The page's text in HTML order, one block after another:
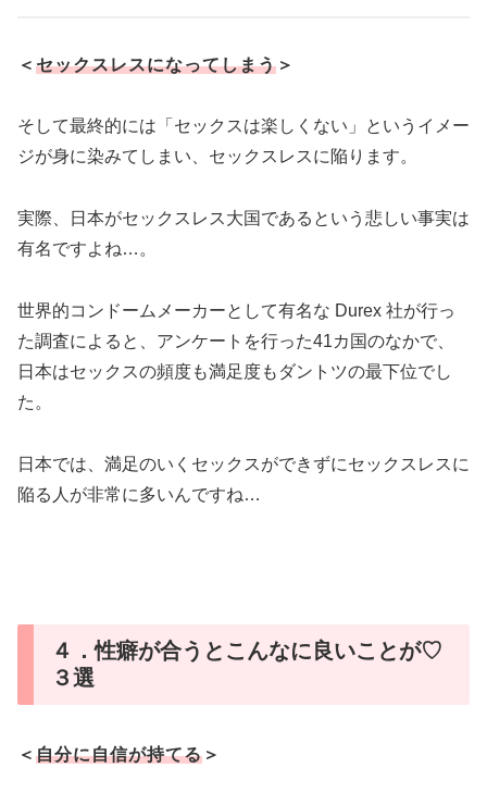
＜ セックスレスになってしまう ＞
そして最終的には「セックスは楽しくない」というイメー
ジが身に染みてしまい、セックスレスに陥ります。
実際、日本がセックスレス大国であるという悲しい事実は
有名ですよね…。
世界的コンドームメーカーとして有名な Durex 社が行っ
た調査によると、アンケートを行った41カ国のなかで、
日本はセックスの頻度も満足度もダントツの最下位でし
た。
日本では、満足のいくセックスができずにセックスレスに
陥る人が非常に多いんですね…
４．性癖が合うとこんなに良いことが♡
３選
＜ 自分に自信が持てる ＞